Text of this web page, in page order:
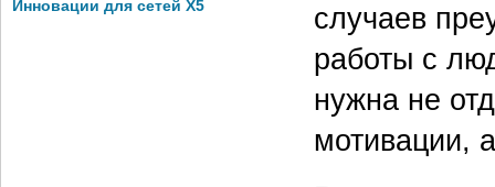
Инновации для сетей X5
случаев
работы с
нужна не
мотивации,